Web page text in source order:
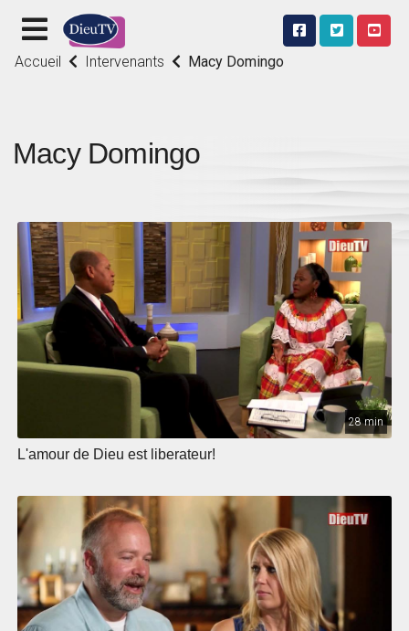
Accueil Intervenants Macy Domingo
Macy Domingo
28 min
L'amour de Dieu est liberateur!